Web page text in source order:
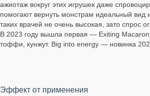
ажиотаж вокруг этих игрушек даже
помогают вернуть монстрам идеальный вид
таких врачей не очень высокая, зато
В 2023 году вышла первая — Exiting Macaron
тоффи, кунжут. Big into energy — новинка
Эффект от применения